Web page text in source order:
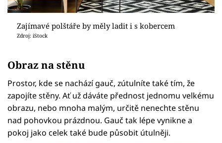
Zajímavé polštáře by měly ladit i s kobercem
Zdroj: iStock
Obraz na stěnu
Prostor, kde se nachází gauč, zútulníte také tím, že
zapojíte stěny. Ať už dáváte přednost jednomu velkému
obrazu, nebo mnoha malým, určitě nenechte stěnu
nad pohovkou prázdnou. Gauč tak lépe vynikne a
pokoj jako celek také bude působit útulněji.